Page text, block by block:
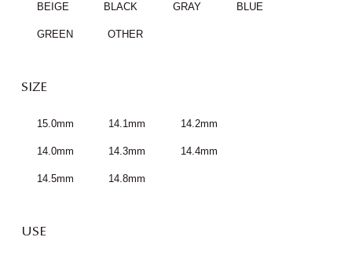
BEIGE BLACK GRAY BLUE
GREEN OTHER
SIZE
15.0mm 14.1mm 14.2mm
14.0mm 14.3mm 14.4mm
14.5mm 14.8mm
USE